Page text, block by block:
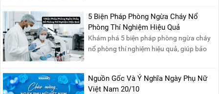
cháy xăng dầu rất dễ lan rộng và gây thiệt
hại nghiêm trọng nếu không được xử lý kịp
thời. Vì vậy, việc hiểu rõ các phương pháp
dập tắt...
5 Biện Pháp Phòng Ngừa Cháy Nổ
Phòng Thí Nghiệm Hiệu Quả
Khám phá 5 biện pháp phòng ngừa cháy
nổ phòng thí nghiệm hiệu quả, giúp bảo
sản, giảm thiểu nguy cơ cháy nổ phòng thí
nghiệm.
Nguồn Gốc Và Ý Nghĩa Ngày Phụ Nữ
Việt Nam 20/10